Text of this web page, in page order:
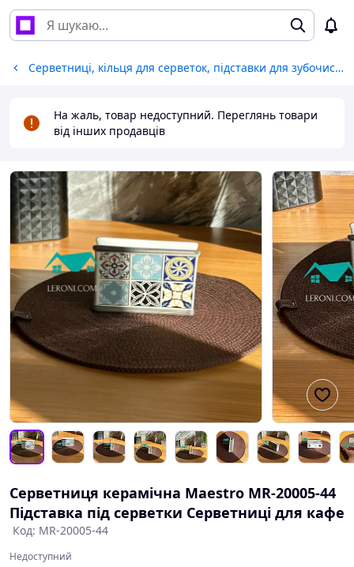
Серветниці, кільця для серветок, підставки для зубочисток
На жаль, товар недоступний. Переглянь товари
від інших продавців
Серветниця керамічна Maestro MR-20005-44
Підставка під серветки Серветниці для кафе
Код: MR-20005-44
Недоступний